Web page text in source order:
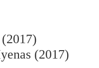
(2017)